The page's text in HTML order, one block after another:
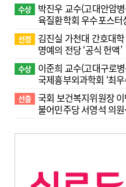
수상
박진우 교수(고대안암
육질환학회 우수포스터
선정
김진실 가천대 간호대
명예의 전당 ‘공식 헌액’
수상
이준희 교수(고대구로
국제흉부외과학회 ‘최
선출 국회 보건복지위원장
불어민주당 서영석 의